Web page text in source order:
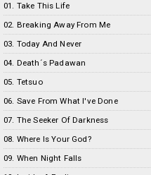
01. Take This Life
02. Breaking Away From Me
03. Today And Never
04. Death´s Padawan
05. Tetsuo
06. Save From What I've Done
07. The Seeker Of Darkness
08. Where Is Your God?
09. When Night Falls